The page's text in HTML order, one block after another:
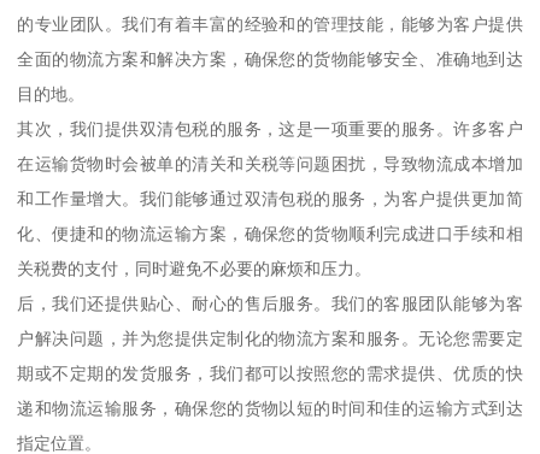
的专业团队。我们有着丰富的经验和的管理技能，能够为客户提供
全面的物流方案和解决方案，确保您的货物能够安全、准确地到达
目的地。
其次，我们提供双清包税的服务，这是一项重要的服务。许多客户
在运输货物时会被单的清关和关税等问题困扰，导致物流成本增加
和工作量增大。我们能够通过双清包税的服务，为客户提供更加简
化、便捷和的物流运输方案，确保您的货物顺利完成进口手续和相
关税费的支付，同时避免不必要的麻烦和压力。
后，我们还提供贴心、耐心的售后服务。我们的客服团队能够为客
户解决问题，并为您提供定制化的物流方案和服务。无论您需要定
期或不定期的发货服务，我们都可以按照您的需求提供、优质的快
递和物流运输服务，确保您的货物以短的时间和佳的运输方式到达
指定位置。